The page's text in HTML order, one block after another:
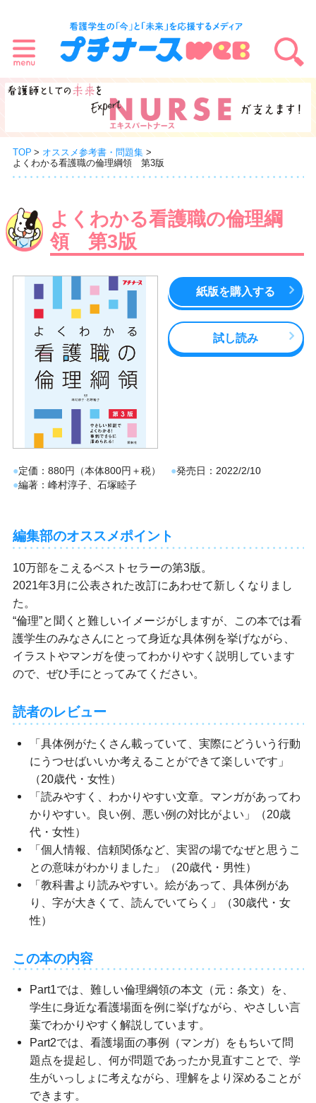
TOP
オススメ参考書・問題集
よくわかる看護職の倫理綱領 第3版
よくわかる看護職の倫理綱
領 第3版
紙版を購入する
試し読み
定価 880円（本体800円＋税） 発売日
2022/2/10
編著
峰村淳子、石塚睦子
編集部のオススメポイント
10万部をこえるベストセラーの第3版。
2021年3月に公表された改訂にあわせて新しくなりまし
た。
“倫理”と聞くと難しいイメージがしますが、この本では看
護学生のみなさんにとって身近な具体例を挙げながら、
イラストやマンガを使ってわかりやすく説明しています
ので、ぜひ手にとってみてください。
読者のレビュー
「具体例がたくさん載っていて、実際にどういう行動
にうつせばいいか考えることができて楽しいです」
（20歳代・女性）
「読みやすく、わかりやすい文章。マンガがあってわ
かりやすい。良い例、悪い例の対比がよい」（20歳
代・女性）
「個人情報、信頼関係など、実習の場でなぜと思うこ
との意味がわかりました」（20歳代・男性）
「教科書より読みやすい。絵があって、具体例があ
り、字が大きくて、読んでいてらく」（30歳代・女
性）
この本の内容
Part1では、難しい倫理綱領の本文（元：条文）を、
学生に身近な看護場面を例に挙げながら、やさしい言
葉でわかりやすく解説しています。
Part2では、看護場面の事例（マンガ）をもちいて問
題点を提起し、何が問題であったか見直すことで、学
生がいっしょに考えながら、理解をより深めることが
できます。